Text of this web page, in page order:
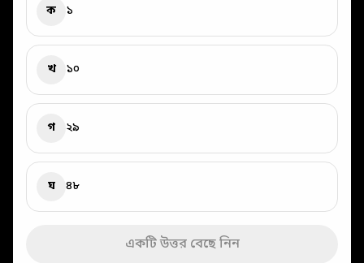
ক ১
খ ১০
গ ২৯
ঘ ৪৮
একটি উত্তর বেছে নিন